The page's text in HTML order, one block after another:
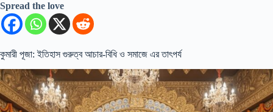
Spread the love
কুমারী পূজা: ইতিহাস গুরুত্ব আচার-বিধি ও সমাজে এর তাৎপর্য